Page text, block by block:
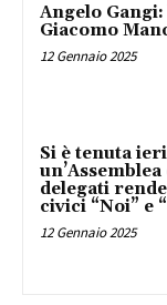
Angelo
Giacomo
12 Gennaio 2025
Si è tenuta
delegati
civici “Noi” e
12 Gennaio 2025